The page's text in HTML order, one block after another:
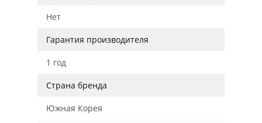
Нет
Гарантия производителя
1 год
Страна бренда
Южная Корея